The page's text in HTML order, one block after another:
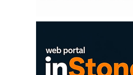
EVOKS Maintenance
ROSA i SCHUNK podižu
na viši nivo